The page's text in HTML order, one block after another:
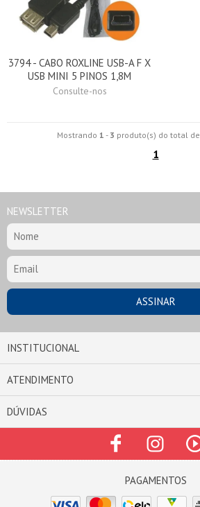
3794 - CABO ROXLINE USB-A F X
USB MINI 5 PINOS 1,8M
Consulte-nos
Mostrando 1 - 3 produto(s) do total de
1
NEWSLETTER
INSTITUCIONAL
ATENDIMENTO
DÚVIDAS